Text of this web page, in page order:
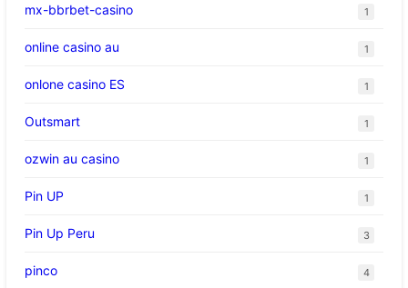
mx-bbrbet-casino 1
online casino au 1
onlone casino ES 1
Outsmart 1
ozwin au casino 1
Pin UP 1
Pin Up Peru 3
pinco 4